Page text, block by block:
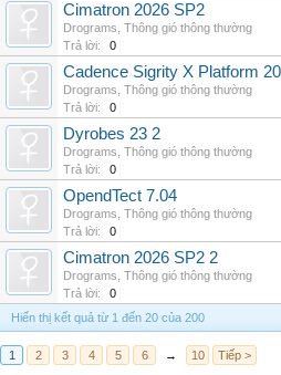
Cimatron 2026 SP2
Drograms Thông gió thông thường
Trả lời:
0
Cadence Sigrity X Platform
Drograms Thông gió thông thường
Trả lời:
0
Dyrobes 23 2
Drograms Thông gió thông thường
Trả lời:
0
OpendTect 7.04
Drograms Thông gió thông thường
Trả lời:
0
Cimatron 2026 SP2 2
Drograms Thông gió thông thường
Trả lời:
0
Hiển thị kết quả từ 1 đến 20 của 200
1 2 3 4 5 6 → 10 Tiếp >